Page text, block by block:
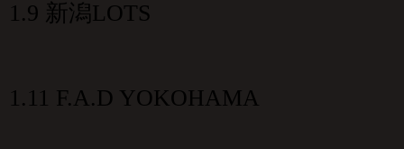
1.9 新潟LOTS
1.11 F.A.D YOKOHAMA